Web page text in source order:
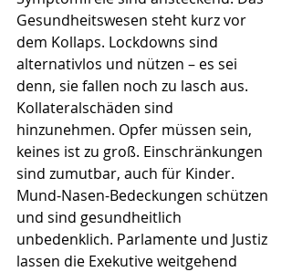
Gesundheitswesen steht kurz vor
dem Kollaps. Lockdowns sind
alternativlos und nützen – es sei
denn, sie fallen noch zu lasch aus.
Kollateralschäden sind
hinzunehmen. Opfer müssen sein,
keines ist zu groß. Einschränkungen
sind zumutbar, auch für Kinder.
Mund-Nasen-Bedeckungen schützen
und sind gesundheitlich
unbedenklich. Parlamente und Justiz
lassen die Exekutive weitgehend